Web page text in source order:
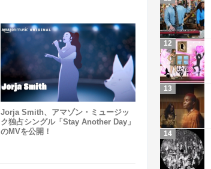
Jorja Smith、アマゾン・ミュージッ
ク独占シングル「Stay Another Day」
のMVを公開！